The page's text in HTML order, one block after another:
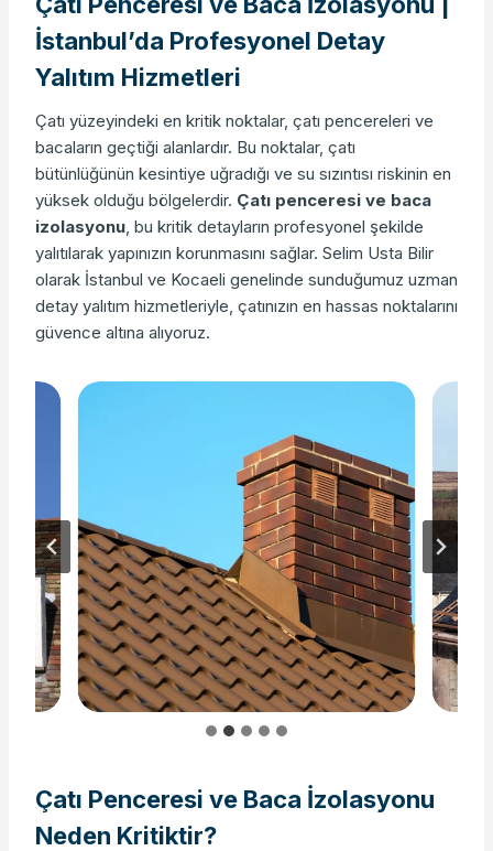
İstanbul’da Profesyonel Detay
Yalıtım Hizmetleri
Çatı yüzeyindeki en kritik noktalar, çatı pencereleri ve
bacaların geçtiği alanlardır. Bu noktalar, çatı
bütünlüğünün kesintiye uğradığı ve su sızıntısı riskinin en
yüksek olduğu bölgelerdir. Çatı penceresi ve baca
izolasyonu, bu kritik detayların profesyonel şekilde
yalıtılarak yapınızın korunmasını sağlar. Selim Usta Bilir
olarak İstanbul ve Kocaeli genelinde sunduğumuz uzman
detay yalıtım hizmetleriyle, çatınızın en hassas noktalarını
güvence altına alıyoruz.
Çatı Penceresi ve Baca İzolasyonu
Neden Kritiktir?